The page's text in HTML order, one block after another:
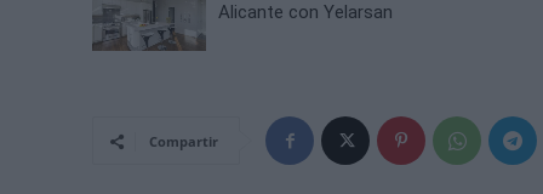
Alicante con Yelarsan
Compartir